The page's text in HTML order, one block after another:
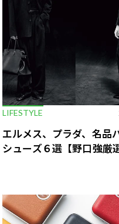
LIFESTYLE
エルメス、プラダ、名品
シューズ６選【野口強厳選